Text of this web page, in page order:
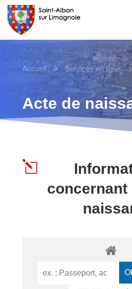
Accueil 5 Services en ligne
Acte de
l
concernant